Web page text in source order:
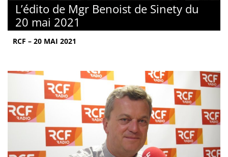
L’édito de Mgr Benoist de Sinety du
20 mai 2021
RCF – 20 MAI 2021